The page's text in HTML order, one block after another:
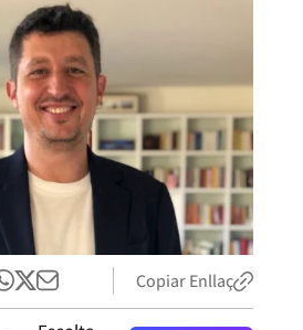
Copiar Enllaç